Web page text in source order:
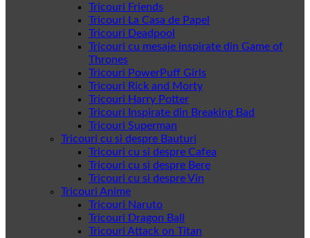
Tricouri Friends
Tricouri La Casa de Papel
Tricouri Deadpool
Tricouri cu mesaje inspirate din Game of
Thrones
Tricouri PowerPuff Girls
Tricouri Rick and Morty
Tricouri Harry Potter
Tricouri Inspirate din Breaking Bad
Tricouri Superman
Tricouri cu si despre Bauturi
Tricouri cu si despre Cafea
Tricouri cu si despre Bere
Tricouri cu si despre Vin
Tricouri Anime
Tricouri Naruto
Tricouri Dragon Ball
Tricouri Attack on Titan